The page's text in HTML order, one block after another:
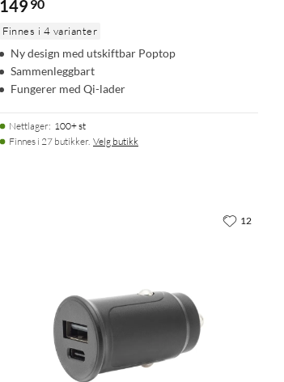
149 90
Finnes i 4 varianter
Ny design med utskiftbar Poptop
Sammenleggbart
Fungerer med Qi-lader
Nettlager: 100+ st
Finnes i 27 butikker. Velg butikk
12